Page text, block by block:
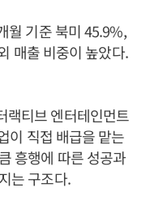
월 기준 북미 45.9%,
매출 비중이 높았다.
랙티브 엔터테인먼트
이 직접 배급을 맡는
흥행에 따른 성공과
는 구조다.